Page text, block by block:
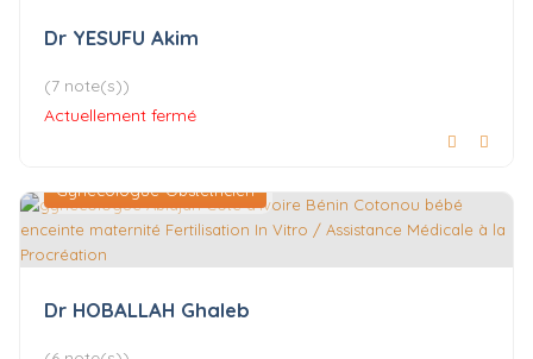
Dr YESUFU Akim
(7 note(s))
Actuellement fermé
Gynécologue-Obstétricien
Dr HOBALLAH Ghaleb